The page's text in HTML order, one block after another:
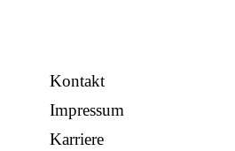
Kontakt
Impressum
Karriere